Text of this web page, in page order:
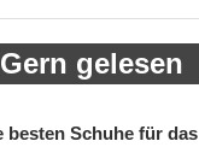
Gern gelesen
besten Schuhe für das